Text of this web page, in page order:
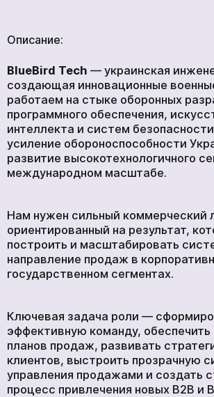
КОМПАНИИ
МЕРЧ
КОМПАНИИ
О НАС
КОНТАКТЫ
Описание:
BlueBird Tech — украинская
создающая инновационные
работаем на стыке оборонных
программного обеспечения,
интеллекта и систем
усиление обороноспособности
развитие высокотехнологичного
международном масштабе.
Нам нужен сильный коммерческий
ориентированный на результат,
построить и масштабировать
направление продаж в
государственном сегментах.
Ключевая задача роли —
эффективную команду, обеспечить
планов продаж, развивать
клиентов, выстроить прозрачную
управления продажами и создать
процесс привлечения новых B2B и